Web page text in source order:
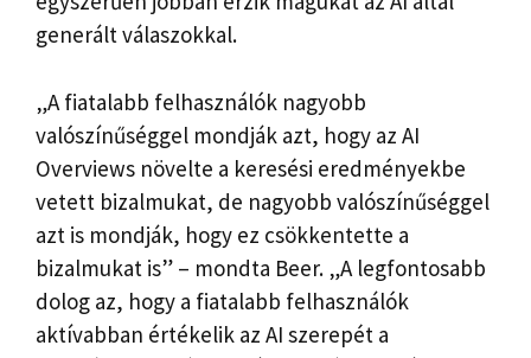
generált válaszokkal.
„A fiatalabb felhasználók nagyobb
valószínűséggel mondják azt, hogy az AI
Overviews növelte a keresési eredményekbe
vetett bizalmukat, de nagyobb valószínűséggel
azt is mondják, hogy ez csökkentette a
bizalmukat is” – mondta Beer. „A legfontosabb
dolog az, hogy a fiatalabb felhasználók
aktívabban értékelik az AI szerepét a